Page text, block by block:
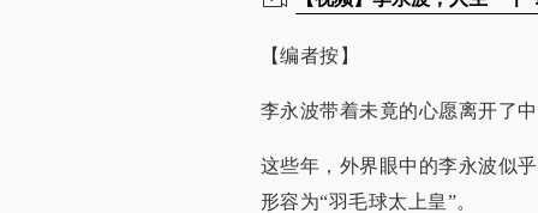
【编者按】
李永波带着未竟的心愿离开了
这些年，外界眼中的李永波似
形容为“羽毛球太上皇”。